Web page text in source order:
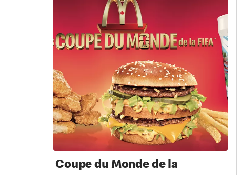
Coupe du Monde de la